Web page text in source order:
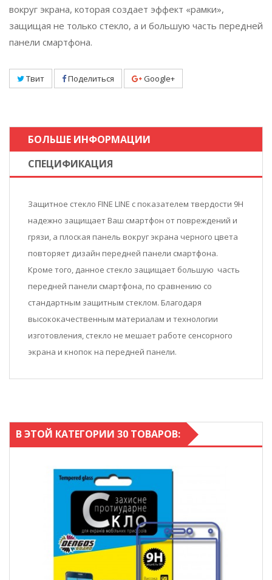
вокруг экрана, которая создает эффект «рамки»,
защищая не только стекло, а и большую часть передней
панели смартфона.
Твит Поделиться Google+
БОЛЬШЕ ИНФОРМАЦИИ
СПЕЦИФИКАЦИЯ
Защитное стекло FINE LINE с показателем твердости 9Н
надежно защищает Ваш смартфон от повреждений и
грязи, а плоская панель вокруг экрана черного цвета
повторяет дизайн передней панели смартфона.
Кроме того, данное стекло защищает большую часть
передней панели смартфона, по сравнению со
стандартным защитным стеклом. Благодаря
высококачественным материалам и технологии
изготовления, стекло не мешает работе сенсорного
экрана и кнопок на передней панели.
В ЭТОЙ КАТЕГОРИИ 30 ТОВАРОВ: